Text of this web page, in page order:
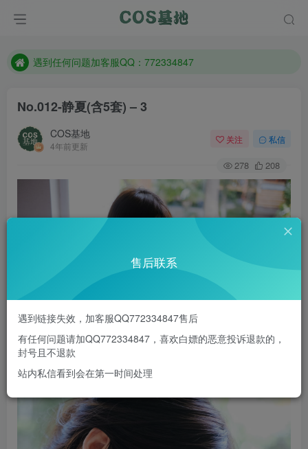
防失联：百度搜索《一七天佳》，实时查看最新站点。
遇到任何问题加客服QQ：772334847
No.012-静夏(含5套) – 3
COS基地
4年前更新
关注 私信
278 208
售后联系
遇到链接失效，加客服QQ772334847售后
有任何问题请加QQ772334847，喜欢白嫖的恶意投诉退款的，
封号且不退款
站内私信看到会在第一时间处理